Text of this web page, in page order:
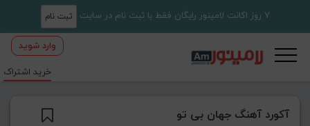
7 روز اکانت لامینور رایگان فقط با ثبت نام در سایت ثبت نام
وارد شوید
خرید اشتراک
آکورد آهنگ جهان بی تو